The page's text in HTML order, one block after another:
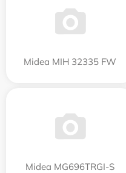
Midea MIH 32335 FW
Midea MG696TRGI-S